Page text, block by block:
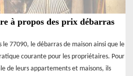
à propos des prix débarras
le 77090, le débarras de maison ainsi que le
courante pour les propriétaires. Pour
de leurs appartements et maisons, ils